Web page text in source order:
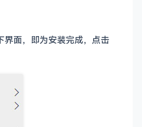
界面，即为安装完成，点击